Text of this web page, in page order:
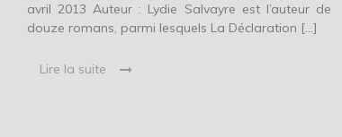
avril 2013 Auteur : Lydie Salvayre est l’auteur de
douze romans, parmi lesquels La Déclaration […]
Lire la suite